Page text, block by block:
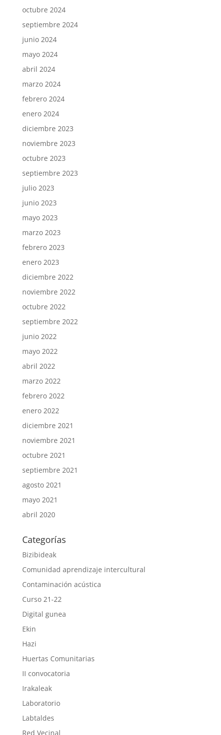
octubre 2024
septiembre 2024
junio 2024
mayo 2024
abril 2024
marzo 2024
febrero 2024
enero 2024
diciembre 2023
noviembre 2023
octubre 2023
septiembre 2023
julio 2023
junio 2023
mayo 2023
marzo 2023
febrero 2023
enero 2023
diciembre 2022
noviembre 2022
octubre 2022
septiembre 2022
junio 2022
mayo 2022
abril 2022
marzo 2022
febrero 2022
enero 2022
diciembre 2021
noviembre 2021
octubre 2021
septiembre 2021
agosto 2021
mayo 2021
abril 2020
Categorías
Bizibideak
Comunidad aprendizaje intercultural
Contaminación acústica
Curso 21-22
Digital gunea
Ekin
Hazi
Huertas Comunitarias
II convocatoria
Irakaleak
Laboratorio
Labtaldes
Red Vecinal